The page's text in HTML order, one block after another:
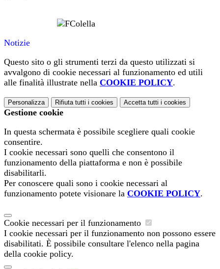
Notizie
Questo sito o gli strumenti terzi da questo utilizzati si
avvalgono di cookie necessari al funzionamento ed utili
alle finalità illustrate nella COOKIE POLICY.
Personalizza Rifiuta tutti i cookies Accetta tutti i cookies
Gestione cookie
In questa schermata è possibile scegliere quali cookie
consentire.
I cookie necessari sono quelli che consentono il
funzionamento della piattaforma e non è possibile
disabilitarli.
Per conoscere quali sono i cookie necessari al
funzionamento potete visionare la COOKIE POLICY.
Cookie necessari per il funzionamento
I cookie necessari per il funzionamento non possono essere
disabilitati. È possibile consultare l'elenco nella pagina
della cookie policy.